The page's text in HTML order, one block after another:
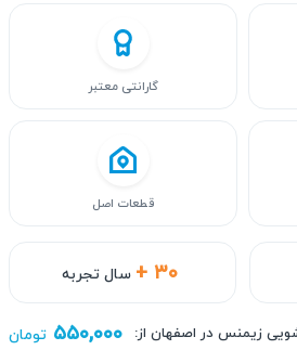
+ ۳۰ سال تجربه
گارانتی معتبر
قطعات اصل
زیمنس در اصفهان از: ۵۵۰,۰۰۰ تومان